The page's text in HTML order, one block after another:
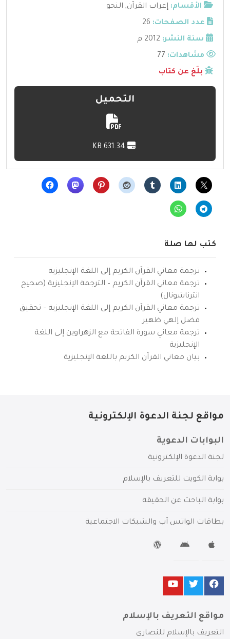
الأقسام: إعراب القرآن, النحو
عدد الصفحات: 26
سنة النشر: 2012 م
مشاهدات:
بلّغ عن كتاب
التحميل
كتب لها صلة
ترجمة معاني القرآن الكريم إلى اللغة الإنجليزية
ترجمة معاني القرآن الكريم – الترجمة الإنجليزية (صحيح
انترناشونال)
ترجمة معاني القرآن الكريم إلى اللغة الإنجليزية – تحقيق
فضل إلهي ظهير
ترجمة معاني سورة الفاتحة مع الزهراوين إلى اللغة
الإنجليزية
بيان معاني القرآن الكريم باللغة الإنجليزية
مواقع لجنة الدعوة الإلكترونية
البوابات الدعوية
لجنة الدعوة الإلكترونية
بوابة الكويت للتعريف بالإسلام
بوابة الباحث عن الحقيقة
بطاقات الواتس آب والشبكات الاجتماعية
مواقع التعريف بالإسلام
التعريف بالإسلام للنصارى